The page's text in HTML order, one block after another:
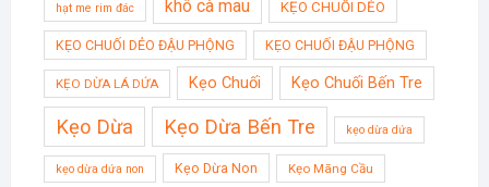
hạt me rim đác khô cà mau KẸO CHUỐI DẺO
KẸO CHUỐI DẺO ĐẬU PHỘNG KẸO CHUỐI ĐẬU PHỘNG
KẸO DỪA LÁ DỨA Kẹo Chuối Kẹo Chuối Bến Tre
Kẹo Dừa Kẹo Dừa Bến Tre kẹo dừa dứa
kẹo dừa dứa non Kẹo Dừa Non Kẹo Mãng Cầu